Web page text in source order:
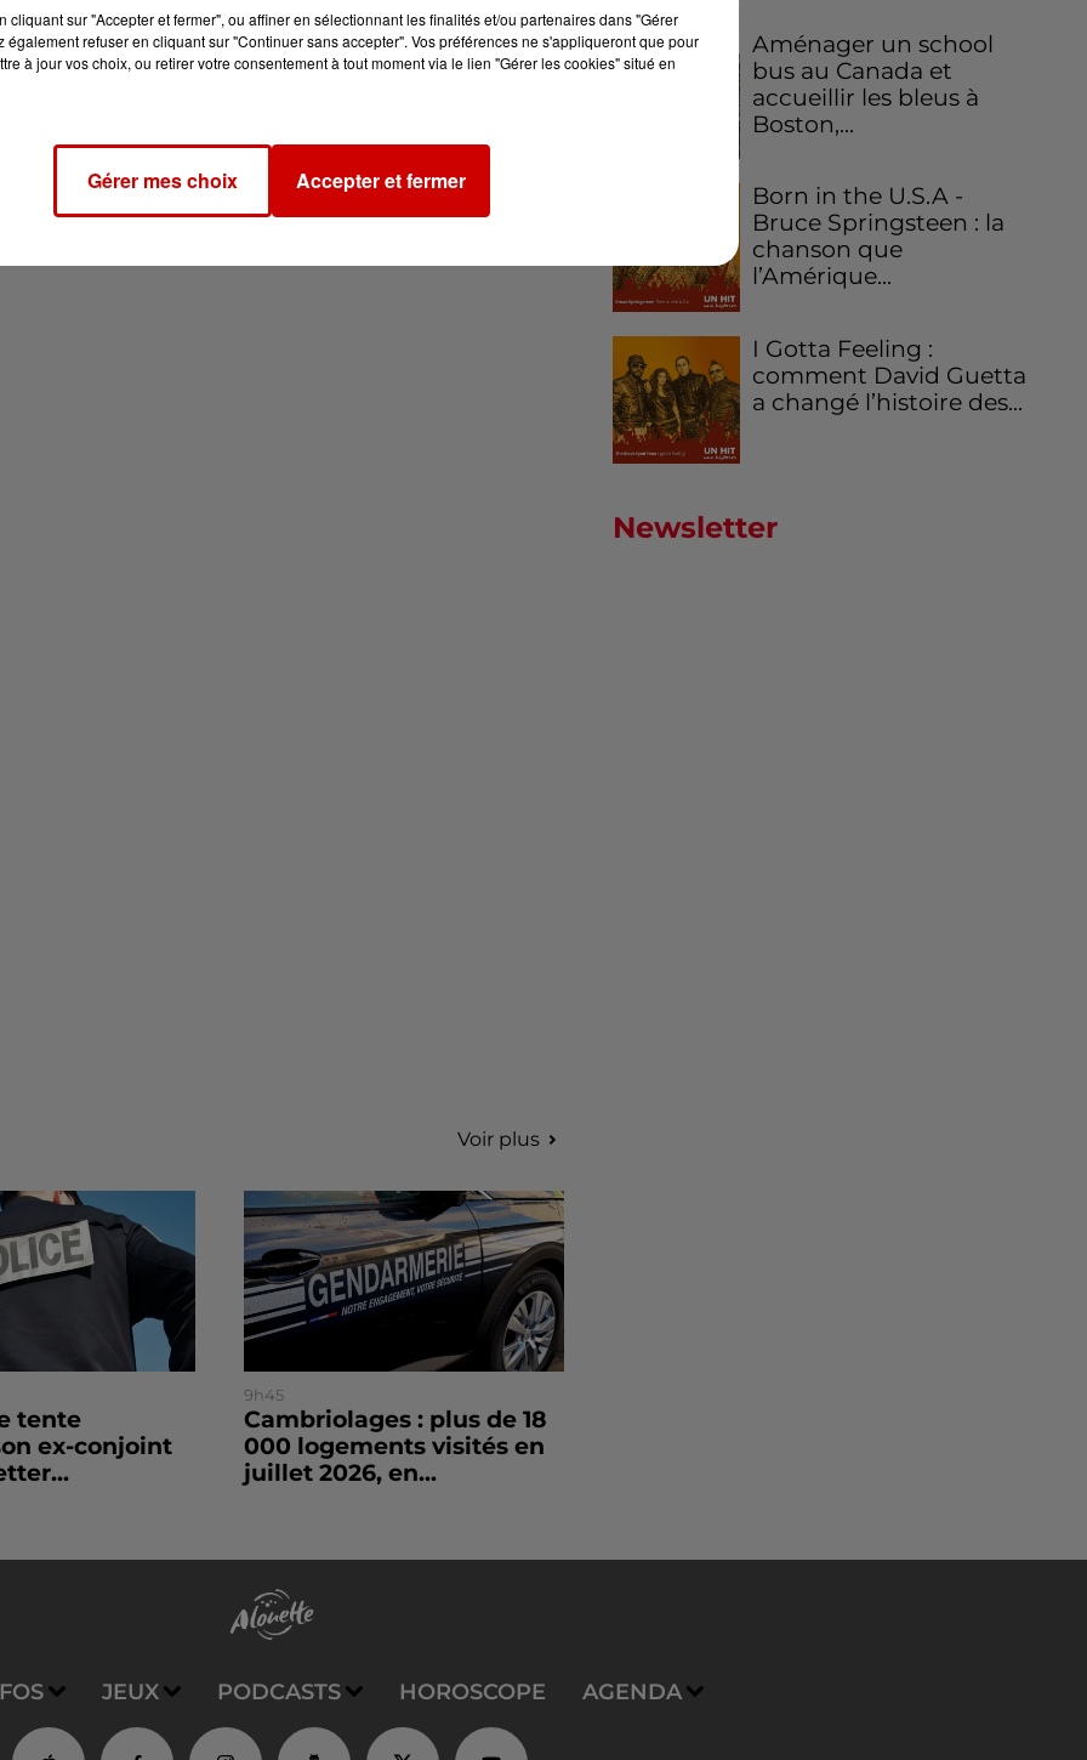
ce jeudi9 juilleten ¼ de finale du Mondial. Les deux
de 2022, mais un peu plus tard dans la compétition,
ont regardé la victoire de l'équipe de France sur M6. Il
la chaîne de télévision.
Aménager un school
bus au Canada et
accueillir les bleus à
Boston,...
Born in the U.S.A -
Bruce Springsteen : la
chanson que
l’Amérique...
I Gotta Feeling :
comment David Guetta
a changé l’histoire des...
Newsletter
Voir plus
tente
ex-conjoint
9h45
Cambriolages : plus de 18
000 logements visités en
juillet 2026, en...
JEUX PODCASTS HOROSCOPE AGENDA
cliquant sur "Accepter et fermer", ou affiner en sélectionnant les finalités et/ou partenaires dans "Gérer
également refuser en cliquant sur "Continuer sans accepter". Vos préférences ne s'appliqueront que pour
à jour vos choix, ou retirer votre consentement à tout moment via le lien "Gérer les cookies" situé en
Gérer mes choix Accepter et fermer